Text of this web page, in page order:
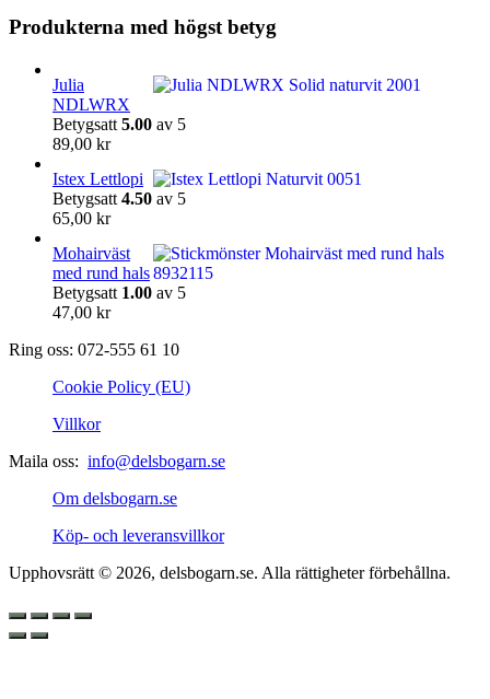
produktsidan
Produkterna med högst betyg
Julia
NDLWRX
Betygsatt 5.00 av 5
89,00 kr
Istex Lettlopi
Betygsatt 4.50 av 5
65,00 kr
Mohairväst
med rund hals
Betygsatt 1.00 av 5
47,00 kr
Ring oss: 072-555 61 10
Cookie Policy (EU)
Villkor
Maila oss: info@delsbogarn.se
Om delsbogarn.se
Köp- och leveransvillkor
Upphovsrätt © 2026, delsbogarn.se. Alla rättigheter förbehållna.